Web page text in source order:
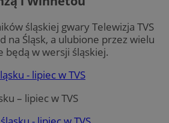
śląskiej gwary Telewizja TVS
na Śląsk, a ulubione przez wielu
w wersji śląskiej.
– lipiec w TVS